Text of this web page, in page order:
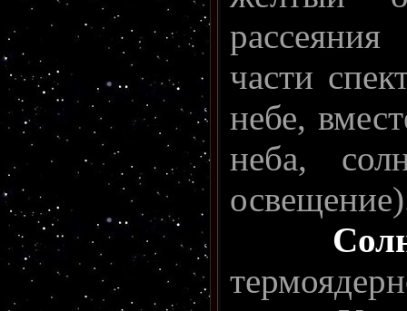
части
небе,
неба,